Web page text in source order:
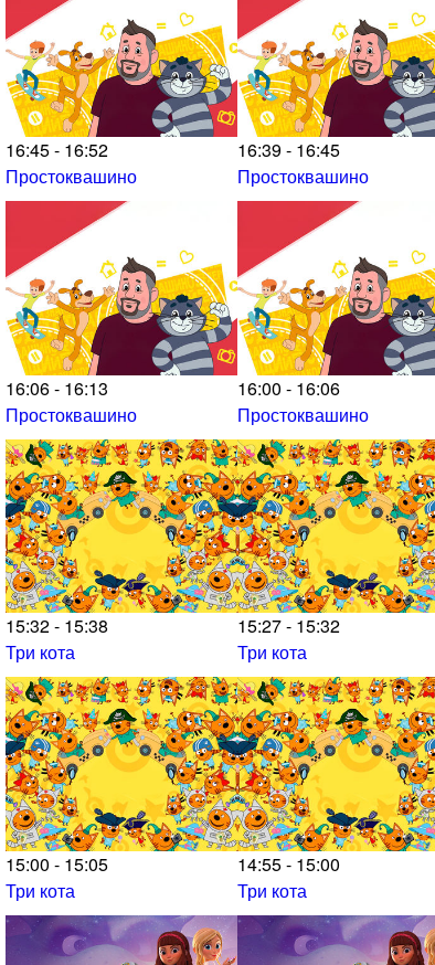
16:45 - 16:52
Простоквашино
16:39 - 16:45
Простоквашино
16:06 - 16:13
Простоквашино
16:00 - 16:06
Простоквашино
15:32 - 15:38
Три кота
15:27 - 15:32
Три кота
15:00 - 15:05
Три кота
14:55 - 15:00
Три кота